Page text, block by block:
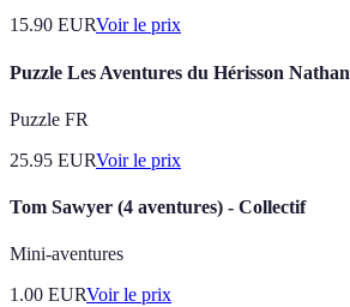
15.90 EURVoir le prix
Puzzle Les Aventures du Hérisson Nathan
Puzzle FR
25.95 EURVoir le prix
Tom Sawyer (4 aventures) - Collectif
Mini-aventures
1.00 EURVoir le prix